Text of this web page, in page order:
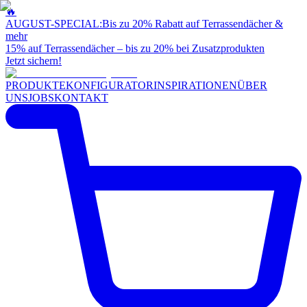
🔥
AUGUST-SPECIAL:Bis zu 20% Rabatt auf Terrassendächer &
mehr
15% auf Terrassendächer – bis zu 20% bei Zusatzprodukten
Jetzt sichern!
PRODUKTEKONFIGURATORINSPIRATIONENÜBER
UNSJOBSKONTAKT